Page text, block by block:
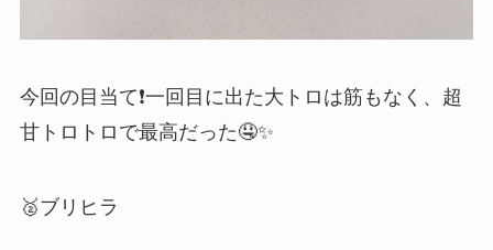
今回の目当て❗️一回目に出た大トロは筋もなく、超
甘トロトロで最高だった🤤✨
🥈ブリヒラ